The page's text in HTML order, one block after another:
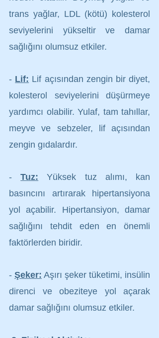
trans yağlar, LDL (kötü) kolesterol
seviyelerini yükseltir ve damar
sağlığını olumsuz etkiler.
- Lif: Lif açısından zengin bir diyet,
kolesterol seviyelerini düşürmeye
yardımcı olabilir. Yulaf, tam tahıllar,
meyve ve sebzeler, lif açısından
zengin gıdalardır.
- Tuz: Yüksek tuz alımı, kan
basıncını artırarak hipertansiyona
yol açabilir. Hipertansiyon, damar
sağlığını tehdit eden en önemli
faktörlerden biridir.
- Şeker: Aşırı şeker tüketimi, insülin
direnci ve obeziteye yol açarak
damar sağlığını olumsuz etkiler.